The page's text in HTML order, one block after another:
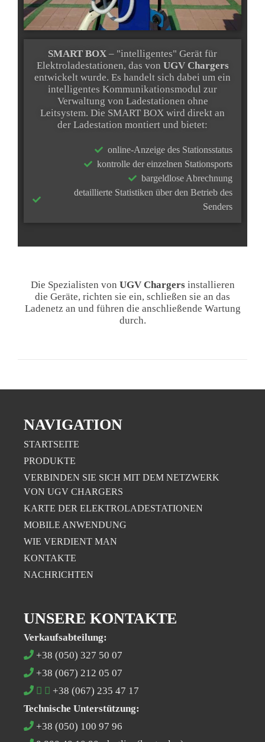
SMART BOX – "intelligentes" Gerät für
Elektroladestationen, das von UGV Chargers
entwickelt wurde. Es handelt sich dabei um ein
intelligentes Kommunikationsmodul zur
Verwaltung von Ladestationen ohne
Leitsystem. Die SMART BOX wird direkt an
der Ladestation montiert und bietet:
online-Anzeige des Stationsstatus
kontrolle der einzelnen Stationsports
bargeldlose Abrechnung
detaillierte Statistiken über den Betrieb des
Senders
Die Spezialisten von UGV Chargersinstallieren
die Geräte, richten sie ein, schließen sie an das
Ladenetz an und führen die anschließende Wartung
durch.
NAVIGATION
STARTSEITE
PRODUKTE
VERBINDEN SIE SICH MIT DEM NETZWERK
VON UGV CHARGERS
KARTE DER ELEKTROLADESTATIONEN
MOBILE ANWENDUNG
WIE VERDIENT MAN
KONTAKTE
NACHRICHTEN
UNSERE KONTAKTE
Verkaufsabteilung:
+38 (050) 327 50 07
+38 (067) 212 05 07
+38 (067) 235 47 17
Technische Unterstützung:
+38 (050) 100 97 96